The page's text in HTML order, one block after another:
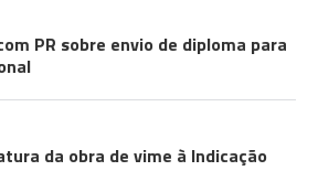
PR sobre envio de diploma para
da obra de vime à Indicação